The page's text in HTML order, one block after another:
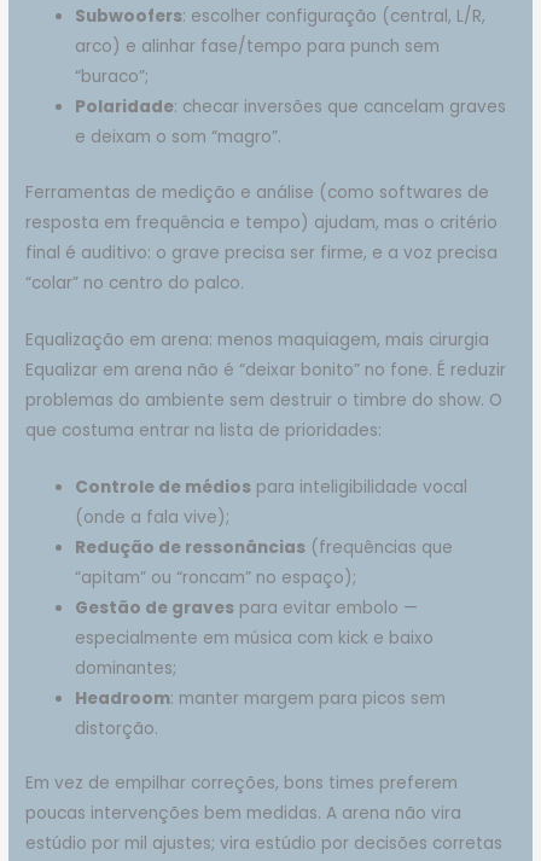
Subwoofers: escolher configuração (central, L/R,
arco) e alinhar fase/tempo para punch sem
“buraco”;
Polaridade: checar inversões que cancelam graves
e deixam o som “magro”.
Ferramentas de medição e análise (como softwares de
resposta em frequência e tempo) ajudam, mas o critério
final é auditivo: o grave precisa ser firme, e a voz precisa
“colar” no centro do palco.
Equalização em arena: menos maquiagem, mais cirurgia
Equalizar em arena não é “deixar bonito” no fone. É reduzir
problemas do ambiente sem destruir o timbre do show. O
que costuma entrar na lista de prioridades:
Controle de médios para inteligibilidade vocal
(onde a fala vive);
Redução de ressonâncias (frequências que
“apitam” ou “roncam” no espaço);
Gestão de graves para evitar embolo —
especialmente em música com kick e baixo
dominantes;
Headroom: manter margem para picos sem
distorção.
Em vez de empilhar correções, bons times preferem
poucas intervenções bem medidas. A arena não vira
estúdio por mil ajustes; vira estúdio por decisões corretas